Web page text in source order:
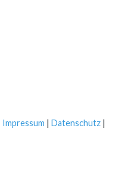
Impressum | Datenschutz |